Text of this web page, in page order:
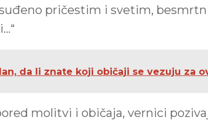
pričestim i svetim,
da li znate koji običaji se vezuju za
molitvi i običaja, vernici